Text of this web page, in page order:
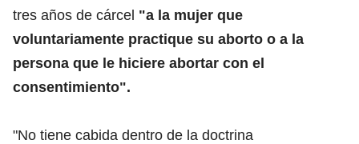
tres años de cárcel "a la mujer que
voluntariamente practique su aborto o a la
persona que le hiciere abortar con el
consentimiento".
"No tiene cabida dentro de la doctrina